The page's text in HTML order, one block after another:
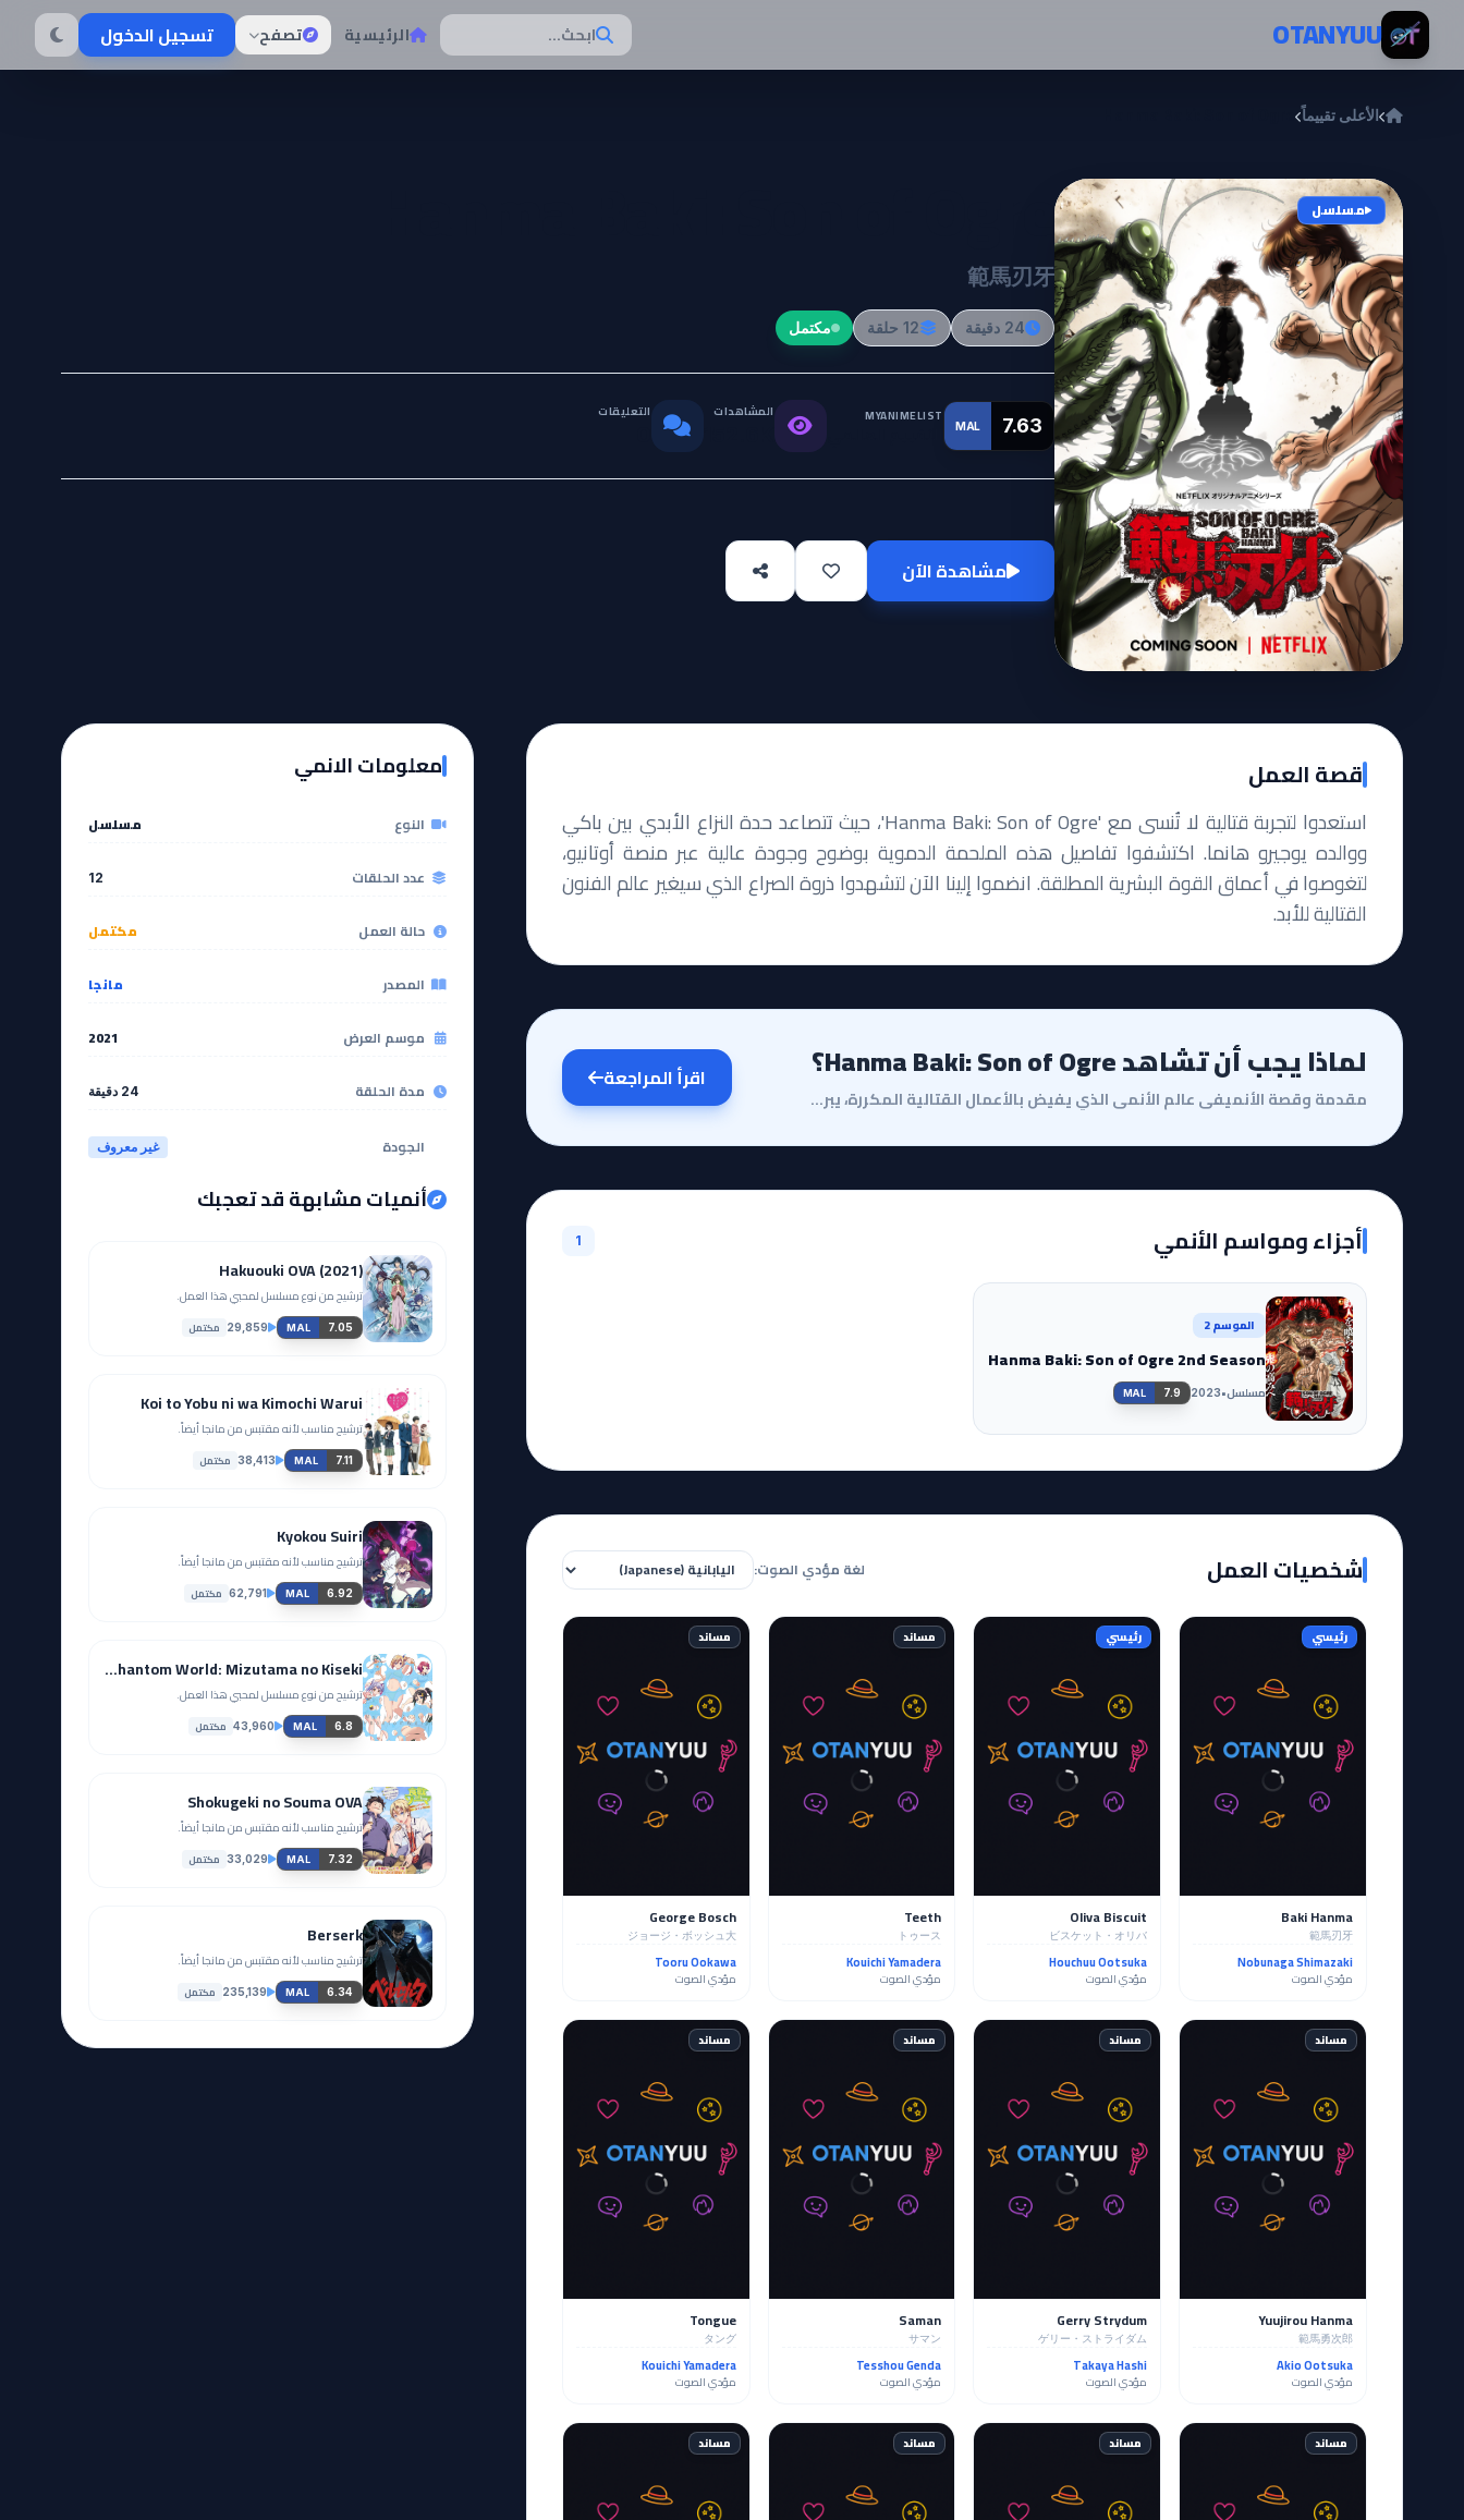
تخطي إلى المحتوىOTANYUU ابحث... الرئيسية تصفح تسجيل الدخول
الأعلى تقييماً
مسلسل
範馬刃牙
24 دقيقة 12 حلقة مكتمل
MAL 7.63
MYANIMELIST المشاهدات التعليقات
مشاهدة الآن
قصة العمل
استعدوا لتجربة قتالية لا تُنسى مع 'Hanma Baki: Son of Ogre'، حيث تتصاعد حدة النزاع الأبدي بين باكي
ووالده يوجيرو هانما. اكتشفوا تفاصيل هذه الملحمة الدموية بوضوح وجودة عالية عبر منصة أوتانيو،
لتغوصوا في أعماق القوة البشرية المطلقة. انضموا إلينا الآن لتشهدوا ذروة الصراع الذي سيغير عالم الفنون
القتالية للأبد.
لماذا يجب أن تشاهد Hanma Baki: Son of Ogre؟
مقدمة وقصة الأنميفي عالم الأنمي الذي يفيض بالأعمال القتالية المكررة، يبرز Hanma Baki: Son of Ogre كظ...
اقرأ المراجعة
أجزاء ومواسم الأنمي 1
الموسم 2
Hanma Baki: Son of Ogre 2nd Season
مسلسل•
2023
MAL 7.9
شخصيات العمل لغة مؤدي الصوت:
رئيسي
Baki Hanma
範馬刃牙
Nobunaga Shimazaki
مؤدي الصوت
رئيسي
Oliva Biscuit
ビスケット・オリバ
Houchuu Ootsuka
مؤدي الصوت
مساند
Teeth
トゥース
Kouichi Yamadera
مؤدي الصوت
مساند
George Bosch
ジョージ・ボッシュ大
Tooru Ookawa
مؤدي الصوت
مساند
Yuujirou Hanma
範馬勇次郎
Akio Ootsuka
مؤدي الصوت
مساند
Gerry Strydum
ゲリー・ストライダム
Takaya Hashi
مؤدي الصوت
مساند
Saman
サマン
Tesshou Genda
مؤدي الصوت
مساند
Tongue
タング
Kouichi Yamadera
مؤدي الصوت
مساند مساند مساند مساند
معلومات الانمي
النوع مسلسل
عدد الحلقات 12
حالة العمل مكتمل
المصدر مانجا
موسم العرض 2021
مدة الحلقة 24 دقيقة
الجودة غير معروف
أنميات مشابهة قد تعجبك
Hakuouki OVA (2021)
ترشيح من نوع مسلسل لمحبي هذا العمل.
MAL 7.05
29,859 مكتمل
Koi to Yobu ni wa Kimochi Warui
ترشيح مناسب لأنه مقتبس من مانجا أيضاً.
MAL 7.11
38,413 مكتمل
Kyokou Suiri
ترشيح مناسب لأنه مقتبس من مانجا أيضاً.
MAL 6.92
62,791 مكتمل
Musaigen no Phantom World: Mizutama no Kiseki
ترشيح من نوع مسلسل لمحبي هذا العمل.
MAL 6.8
43,960 مكتمل
Shokugeki no Souma OVA
ترشيح مناسب لأنه مقتبس من مانجا أيضاً.
MAL 7.32
33,029 مكتمل
Berserk
ترشيح مناسب لأنه مقتبس من مانجا أيضاً.
MAL 6.34
235,139 مكتمل